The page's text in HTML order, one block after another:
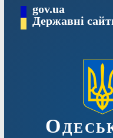
Перейтиgov.ua
Державні